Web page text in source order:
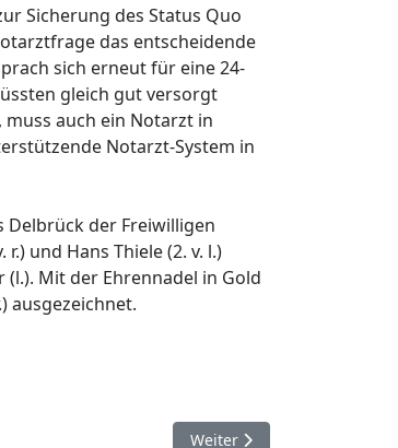
Sicherung des Status Quo
das entscheidende
sich erneut für eine 24-
gleich gut versorgt
muss auch ein Notarzt in
Notarzt-System in
Delbrück der Freiwilligen
und Hans Thiele (2. v. l.)
Mit der Ehrennadel in Gold
ausgezeichnet.
Nächster Beitrag: 30.
Weiter